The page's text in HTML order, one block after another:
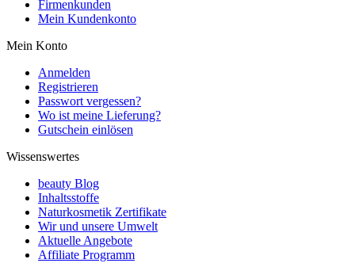
Firmenkunden
Mein Kundenkonto
Mein Konto
Anmelden
Registrieren
Passwort vergessen?
Wo ist meine Lieferung?
Gutschein einlösen
Wissenswertes
beauty Blog
Inhaltsstoffe
Naturkosmetik Zertifikate
Wir und unsere Umwelt
Aktuelle Angebote
Affiliate Programm